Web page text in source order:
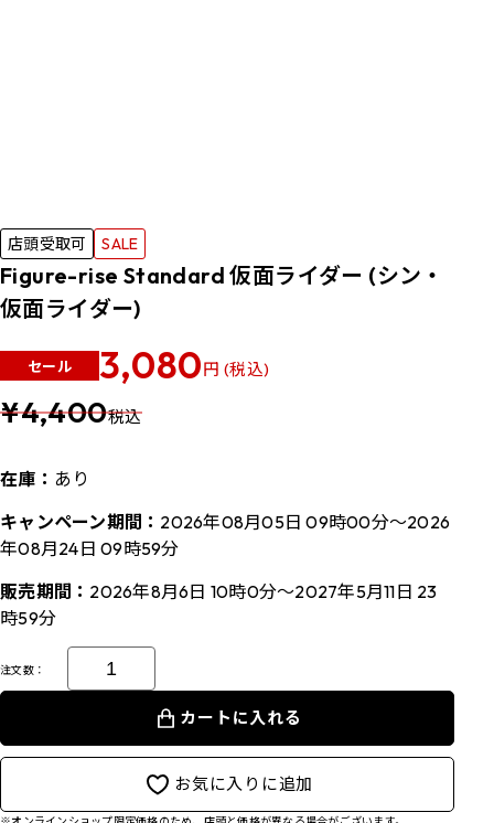
店頭受取可 SALE
Figure-rise Standard 仮面ライダー (シン・
仮面ライダー)
セール 3,080円 (税込)
¥4,400税込
在庫： あり
キャンペーン期間： 2026年08月05日 09時00分～2026
年08月24日 09時59分
販売期間： 2026年8月6日 10時0分～2027年5月11日 23
時59分
注文数：
カートに入れる
お気に入りに追加